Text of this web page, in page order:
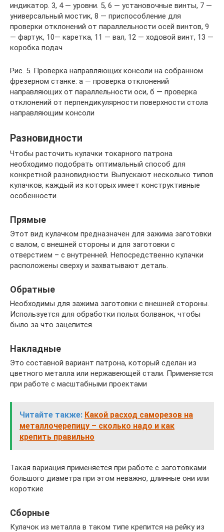
индикатор. 3, 4 — уровни. 5, 6 — установочные винты, 7 —
универсальный мостик, 8 — приспособление для
проверки отклонений от параллельности осей винтов, 9
— фартук, 10— каретка, 11 — вал, 12 — ходовой винт, 13 —
коробка подач
Рис. 5. Проверка направляющих консоли на собранном
фрезерном станке: а — проверка отклонений
направляющих от параллельности оси, б — проверка
отклонений от перпендикулярности поверхности стола
направляющим консоли
Разновидности
Чтобы расточить кулачки токарного патрона
необходимо подобрать оптимальный способ для
конкретной разновидности. Выпускают несколько типов
кулачков, каждый из которых имеет конструктивные
особенности.
Прямые
Этот вид кулачком предназначен для зажима заготовки
с валом, с внешней стороны и для заготовки с
отверстием – с внутренней. Непосредственно кулачки
расположены сверху и захватывают деталь.
Обратные
Необходимы для зажима заготовки с внешней стороны.
Используется для обработки полых болванок, чтобы
было за что зацепится.
Накладные
Это составной вариант патрона, который сделан из
цветного металла или нержавеющей стали. Применяется
при работе с масштабными проектами
Читайте также: Какой расход саморезов на
металлочерепицу – сколько надо и как
крепить правильно
Такая вариация применяется при работе с заготовками
большого диаметра при этом неважно, длинные они или
короткие
Сборные
Кулачок из металла в таком типе крепится на рейку из